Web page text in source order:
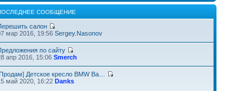
СООБЩЕНИЕ
салон
мар 2016, 19:56 Sergey.Nasonov
по сайту
апр 2016, 15:06 Smerch
Детское кресло BMW Ba…
май 2020, 16:22 Danks